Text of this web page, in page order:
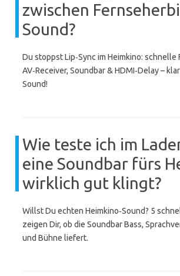
zwischen
Sound?
Du stoppst Lip‑Sync im Heimkino: schnelle
AV‑Receiver, Soundbar & HDMI‑Delay –
Sound!
Wie teste ich im
eine Soundbar fürs
wirklich gut klingt?
Willst Du echten Heimkino‑Sound? 5
zeigen Dir, ob die Soundbar Bass,
und Bühne liefert.